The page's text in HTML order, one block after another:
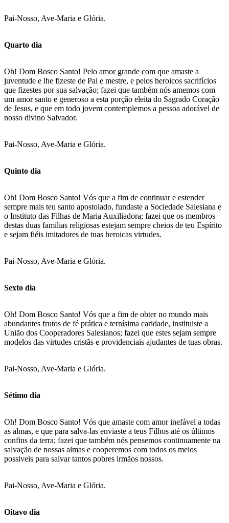
Pai-Nosso, Ave-Maria e Glória.
Quarto dia
Oh! Dom Bosco Santo! Pelo amor grande com que amaste a
juventude e lhe fizeste de Pai e mestre, e pelos heroicos sacrifícios
que fizestes por sua salvação; fazei que também nós amemos com
um amor santo e generoso a esta porção eleita do Sagrado Coração
de Jesus, e que em todo jovem contemplemos a pessoa adorável de
nosso divino Salvador.
Pai-Nosso, Ave-Maria e Glória.
Quinto dia
Oh! Dom Bosco Santo! Vós que a fim de continuar e estender
sempre mais teu santo apostolado, fundaste a Sociedade Salesiana e
o Instituto das Filhas de Maria Auxiliadora; fazei que os membros
destas duas famílias religiosas estejam sempre cheios de teu Espírito
e sejam fiéis imitadores de tuas heroicas virtudes.
Pai-Nosso, Ave-Maria e Glória.
Sexto dia
Oh! Dom Bosco Santo! Vós que a fim de obter no mundo mais
abundantes frutos de fé prática e ternísima caridade, instituiste a
União dos Cooperadores Salesianos; fazei que estes sejam sempre
modelos das virtudes cristãs e providenciais ajudantes de tuas obras.
Pai-Nosso, Ave-Maria e Glória.
Sétimo dia
Oh! Dom Bosco Santo! Vós que amaste com amor inefável a todas
as almas, e que para salva-las enviaste a teus Filhos até os últimos
confins da terra; fazei que também nós pensemos continuamente na
salvação de nossas almas e cooperemos com todos os meios
possiveis para salvar tantos pobres irmãos nossos.
Pai-Nosso, Ave-Maria e Glória.
Oitavo dia